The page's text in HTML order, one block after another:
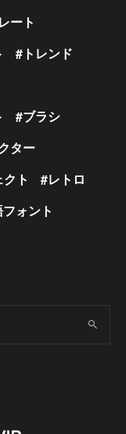
ート
トレンド
ブラシ
ター
ト
レトロ
ォント